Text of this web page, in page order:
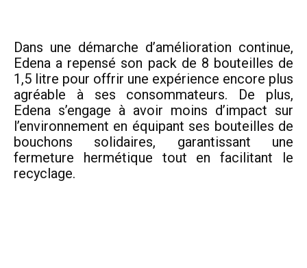
Dans une démarche d’amélioration continue,
Edena a repensé son pack de 8 bouteilles de
1,5 litre pour offrir une expérience encore plus
agréable à ses consommateurs. De plus,
Edena s’engage à avoir moins d’impact sur
l’environnement en équipant ses bouteilles de
bouchons solidaires, garantissant une
fermeture hermétique tout en facilitant le
recyclage.